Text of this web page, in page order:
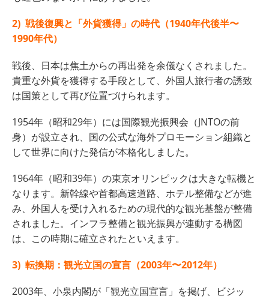
2) 戦後復興と「外貨獲得」の時代（1940年代後半〜
1990年代）
戦後、日本は焦土からの再出発を余儀なくされました。
貴重な外貨を獲得する手段として、外国人旅行者の誘致
は国策として再び位置づけられます。
1954年（昭和29年）には国際観光振興会（JNTOの前
身）が設立され、国の公式な海外プロモーション組織と
して世界に向けた発信が本格化しました。
1964年（昭和39年）の東京オリンピックは大きな転機と
なります。新幹線や首都高速道路、ホテル整備などが進
み、外国人を受け入れるための現代的な観光基盤が整備
されました。インフラ整備と観光振興が連動する構図
は、この時期に確立されたといえます。
3) 転換期：観光立国の宣言（2003年〜2012年）
2003年、小泉内閣が「観光立国宣言」を掲げ、ビジッ